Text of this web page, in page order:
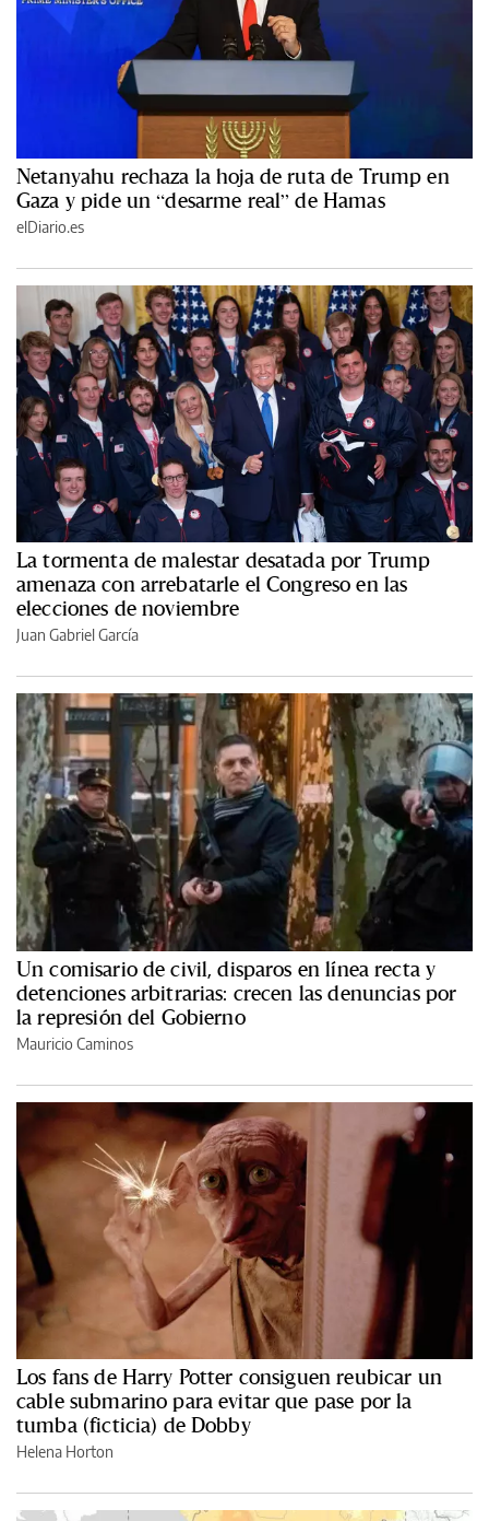
Netanyahu rechaza la hoja de ruta de Trump en
Gaza y pide un “desarme real” de Hamas
elDiario.es
La tormenta de malestar desatada por Trump
amenaza con arrebatarle el Congreso en las
elecciones de noviembre
Juan Gabriel García
Un comisario de civil, disparos en línea recta y
detenciones arbitrarias: crecen las denuncias por
la represión del Gobierno
Mauricio Caminos
Los fans de Harry Potter consiguen reubicar un
cable submarino para evitar que pase por la
tumba (ficticia) de Dobby
Helena Horton